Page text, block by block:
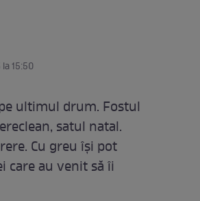
15:50
ultimul drum. Fostul
satul natal.
Cu greu își pot
care au venit să îi